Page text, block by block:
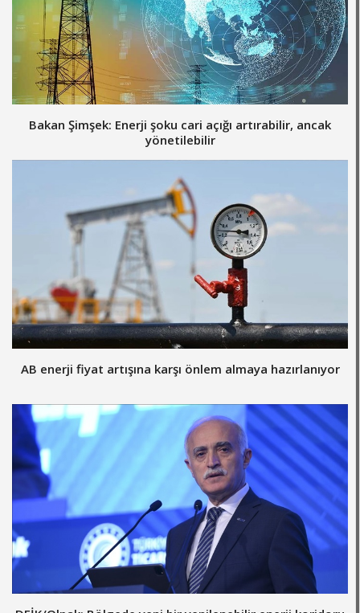
Bakan Şimşek: Enerji şoku cari açığı artırabilir, ancak
yönetilebilir
AB enerji fiyat artışına karşı önlem almaya hazırlanıyor